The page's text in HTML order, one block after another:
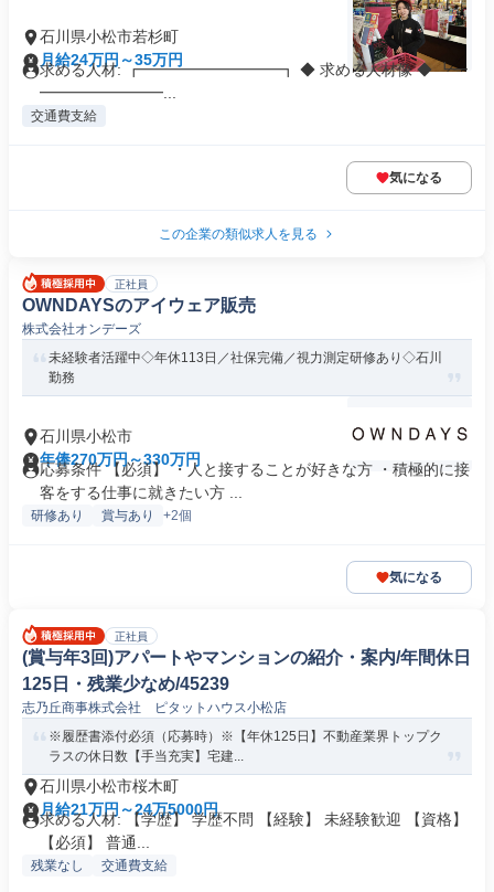
石川県小松市若杉町
月給24万円～35万円
求める人材: ┏━━━━━━━━━┓ ◆ 求める人材像 ◆ ┗━
━━━━━━━━...
交通費支給
気になる
この企業の類似求人を見る
正社員
OWNDAYSのアイウェア販売
株式会社オンデーズ
未経験者活躍中◇年休113日／社保完備／視力測定研修あり◇石川
勤務
石川県小松市
年俸270万円～330万円
応募条件 【必須】 ・人と接することが好きな方 ・積極的に接
客をする仕事に就きたい方 ...
研修あり 賞与あり +2個
気になる
正社員
(賞与年3回)アパートやマンションの紹介・案内/年間休日
125日・残業少なめ/45239
志乃丘商事株式会社 ピタットハウス小松店
※履歴書添付必須（応募時）※【年休125日】不動産業界トップク
ラスの休日数【手当充実】宅建...
石川県小松市桜木町
月給21万円～24万5000円
求める人材: 【学歴】 学歴不問 【経験】 未経験歓迎 【資格】
【必須】 普通...
残業なし 交通費支給